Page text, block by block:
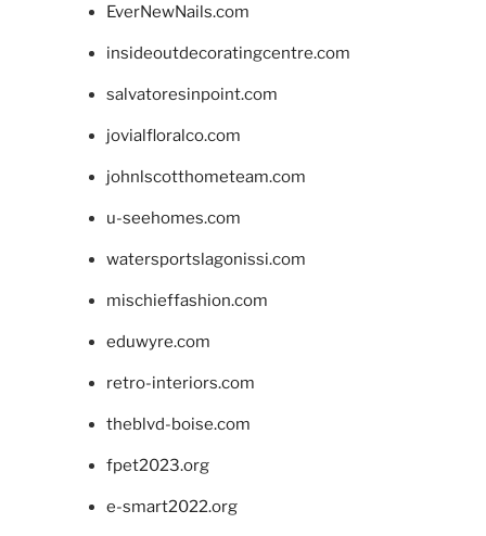
EverNewNails.com
insideoutdecoratingcentre.com
salvatoresinpoint.com
jovialfloralco.com
johnlscotthometeam.com
u-seehomes.com
watersportslagonissi.com
mischieffashion.com
eduwyre.com
retro-interiors.com
theblvd-boise.com
fpet2023.org
e-smart2022.org